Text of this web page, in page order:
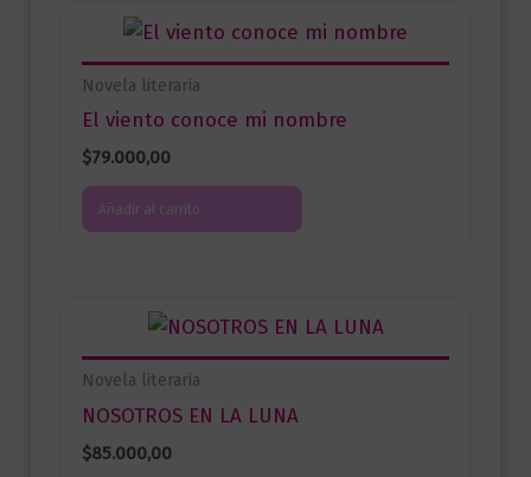
Novela literaria
El viento conoce mi nombre
$79.000,00
Añadir al carrito
Novela literaria
NOSOTROS EN LA LUNA
$85.000,00